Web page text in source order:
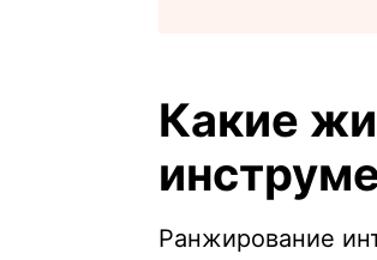
Какие
Ранжирование